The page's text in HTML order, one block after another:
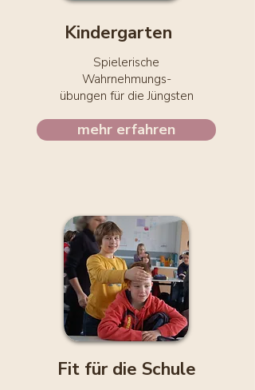
​Kindergarten
Spielerische
Wahrnehmungs-
übungen für die Jüngsten
mehr erfahren
Fit für die Schule